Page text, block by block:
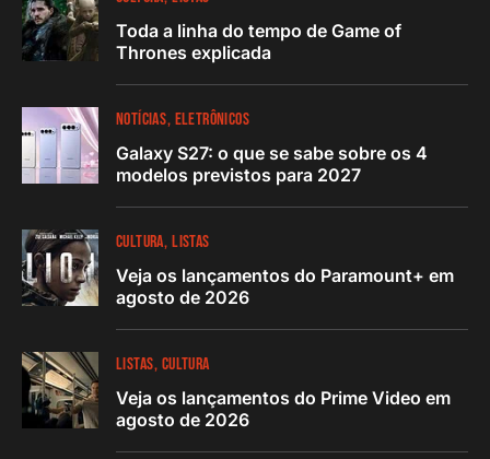
Toda a linha do tempo de Game of
Thrones explicada
NOTÍCIAS ELETRÔNICOS
Galaxy S27: o que se sabe sobre os 4
modelos previstos para 2027
CULTURA LISTAS
Veja os lançamentos do Paramount+ em
agosto de 2026
LISTAS CULTURA
Veja os lançamentos do Prime Video em
agosto de 2026